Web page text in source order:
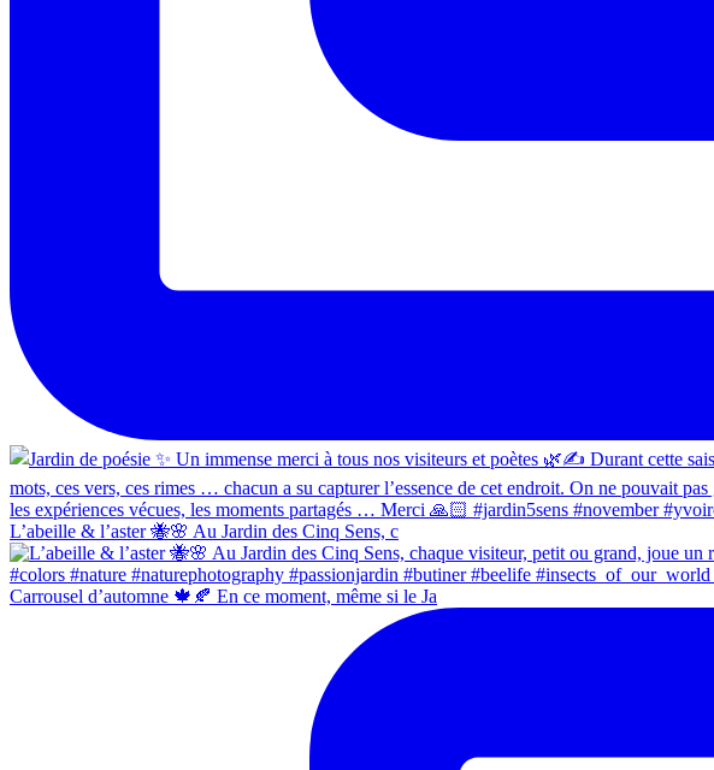
L’abeille & l’aster 🐝🌸 Au Jardin des Cinq Sens, c
Carrousel d’automne 🍁🍂 En ce moment, même si le Ja